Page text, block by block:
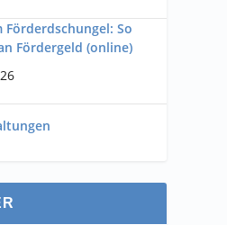
Förderdschungel: So
Fördergeld (online)